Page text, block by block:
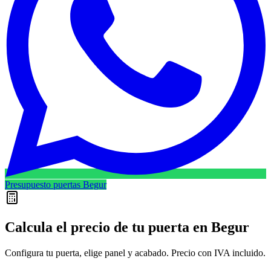
Presupuesto puertas Begur
Calcula el precio de tu puerta en Begur
Configura tu puerta, elige panel y acabado. Precio con IVA incluido.